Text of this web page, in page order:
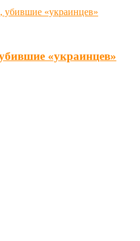
«украинцев»